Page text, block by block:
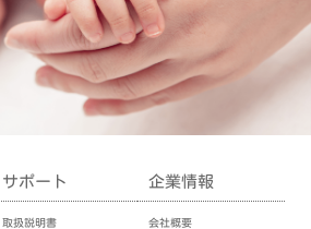
サポート
取扱説明書
企業情報
会社概要